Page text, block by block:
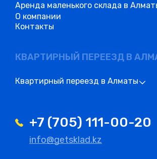
Аренда маленького склада в
О компании
Контакты
КВАРТИРНЫЙ ПЕРЕЕЗД В
Квартирный переезд в Алматы
+7 (705) 111-00-20
info@getsklad.kz